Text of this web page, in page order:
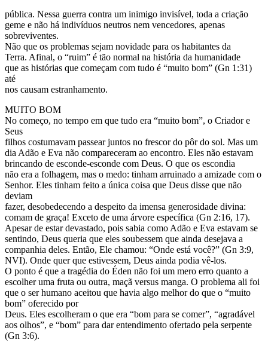
pública. Nessa guerra contra um inimigo invisível, toda a criação
geme e não há indivíduos neutros nem vencedores, apenas
sobreviventes.
Não que os problemas sejam novidade para os habitantes da
Terra. Afinal, o “ruim” é tão normal na história da humanidade
que as histórias que começam com tudo é “muito bom” (Gn 1:31)
até
nos causam estranhamento.
MUITO BOM
No começo, no tempo em que tudo era “muito bom”, o Criador e
Seus
filhos costumavam passear juntos no frescor do pôr do sol. Mas um
dia Adão e Eva não compareceram ao encontro. Eles não estavam
brincando de esconde-esconde com Deus. O que os escondia
não era a folhagem, mas o medo: tinham arruinado a amizade com o
Senhor. Eles tinham feito a única coisa que Deus disse que não
deviam
fazer, desobedecendo a despeito da imensa generosidade divina:
comam de graça! Exceto de uma árvore específica (Gn 2:16, 17).
Apesar de estar devastado, pois sabia como Adão e Eva estavam se
sentindo, Deus queria que eles soubessem que ainda desejava a
companhia deles. Então, Ele chamou: “Onde está você?” (Gn 3:9,
NVI). Onde quer que estivessem, Deus ainda podia vê-los.
O ponto é que a tragédia do Éden não foi um mero erro quanto a
escolher uma fruta ou outra, maçã versus manga. O problema ali foi
que o ser humano aceitou que havia algo melhor do que o “muito
bom” oferecido por
Deus. Eles escolheram o que era “bom para se comer”, “agradável
aos olhos”, e “bom” para dar entendimento ofertado pela serpente
(Gn 3:6).